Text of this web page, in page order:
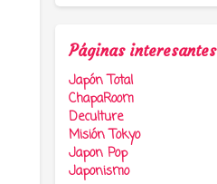
Páginas interesantes
Japón Total
ChapaRoom
Deculture
Misión Tokyo
Japon Pop
Japonismo